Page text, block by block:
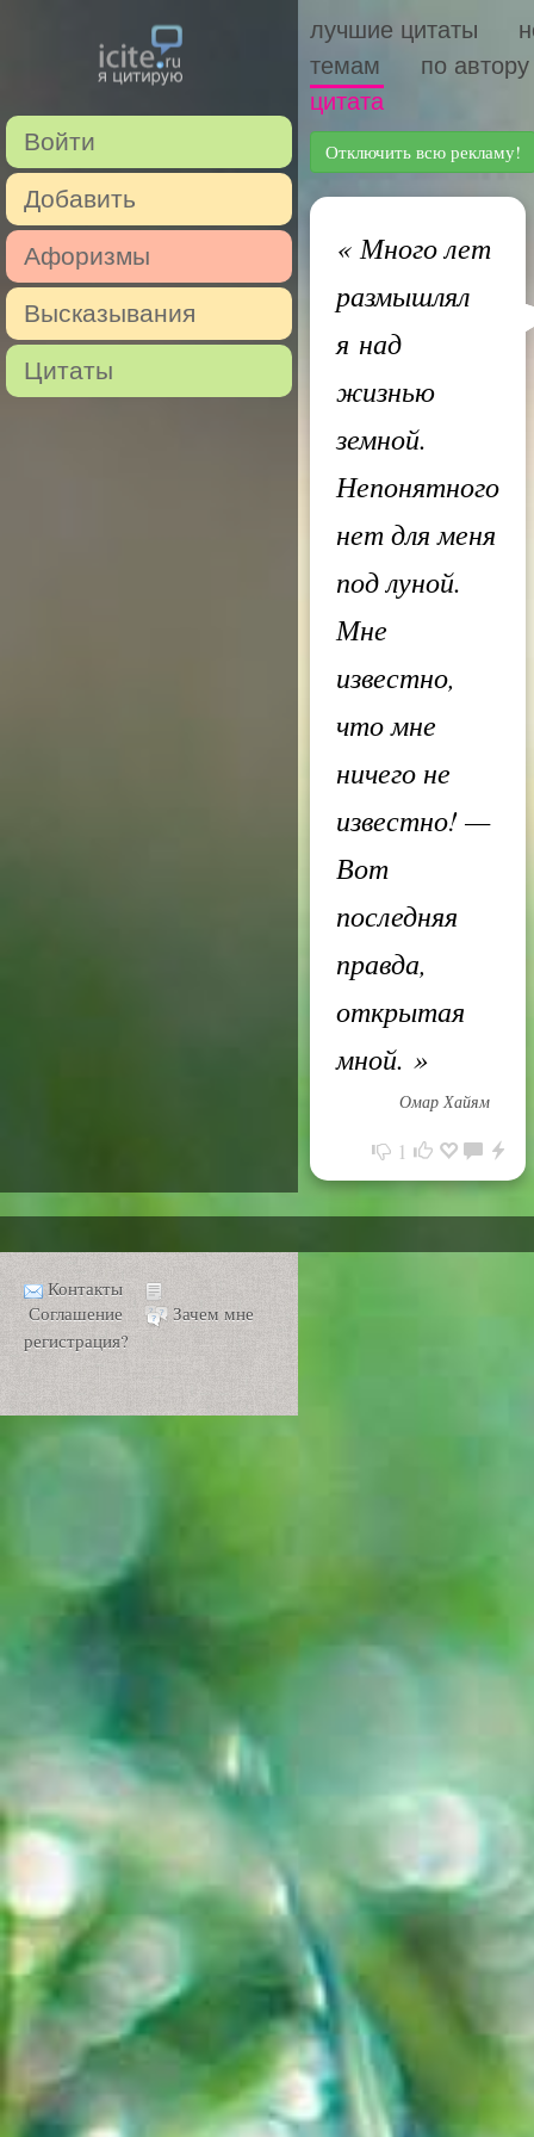
Войти
Добавить
Афоризмы
Высказывания
Цитаты
лучшие цитаты
темам
по автору
цитата
Отключить всю рекламу!
«Много лет
размышлял
я над
жизнью
земной.
Непонятного
нет для меня
под луной.
Мне
известно,
что мне
ничего не
известно! —
Вот
последняя
правда,
открытая
мной. »
Омар Хайям
1
Контакты
Соглашение
Зачем мне
регистрация?